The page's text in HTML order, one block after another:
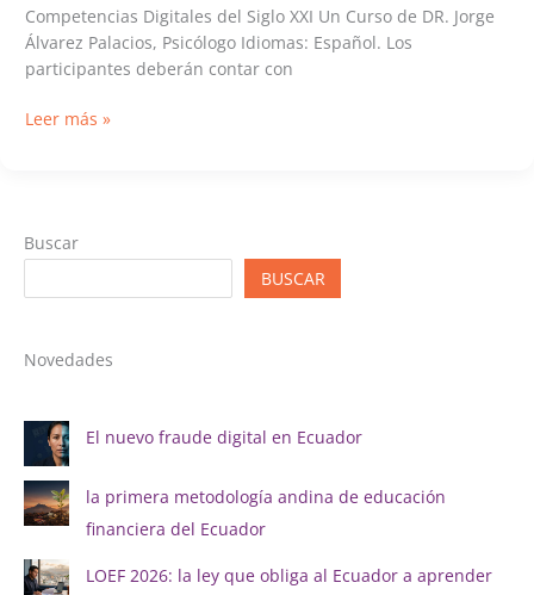
Competencias Digitales del Siglo XXI Un Curso de DR. Jorge
Álvarez Palacios, Psicólogo Idiomas: Español. Los
participantes deberán contar con
Curso
XXI
Leer más »
Buscar
BUSCAR
Novedades
El nuevo fraude digital en Ecuador
la primera metodología andina de educación
financiera del Ecuador
LOEF 2026: la ley que obliga al Ecuador a aprender